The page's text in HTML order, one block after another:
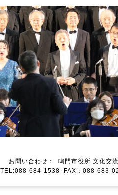
お問い合わせ： 鳴門市役所 文化
TEL:088-684-1538 FAX：088-683-